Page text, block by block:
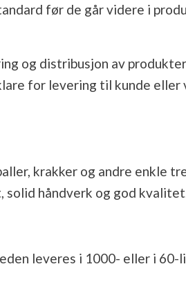
før de går videre i
og distribusjon av
for levering til kunde eller
krakker og andre enkle
solid håndverk og god
leveres i 1000- eller i 60-